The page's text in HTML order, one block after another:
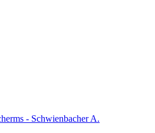
- Schwienbacher A.